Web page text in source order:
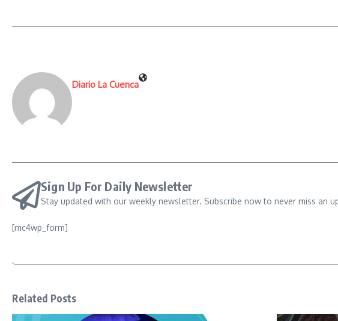
Diario La Cuenca
Sign Up For Daily Newsletter
Stay updated with our weekly newsletter. Subscribe now to never miss an
[mc4wp_form]
Related Posts